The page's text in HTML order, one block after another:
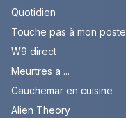
Quotidien
Touche pas à mon poste
W9 direct
Meurtres a ...
Cauchemar en cuisine
Alien Theory